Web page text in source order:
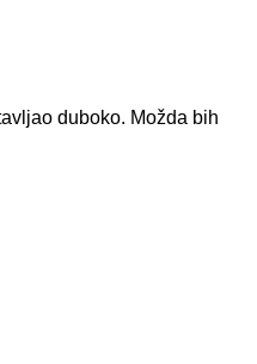
duboko. Možda bih